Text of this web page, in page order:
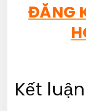
ĐĂNG
Kết luận